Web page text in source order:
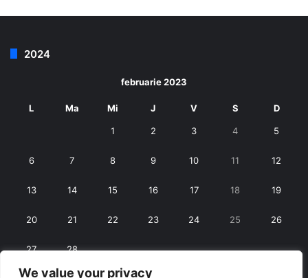
We value your privacy
2024
februarie 2023
L Ma Mi J V S D
1 2 3 4 5
6 7 8 9 10 11 12
13 14 15 16 17 18 19
20 21 22 23 24 25 26
27 28
« ian. mart. »